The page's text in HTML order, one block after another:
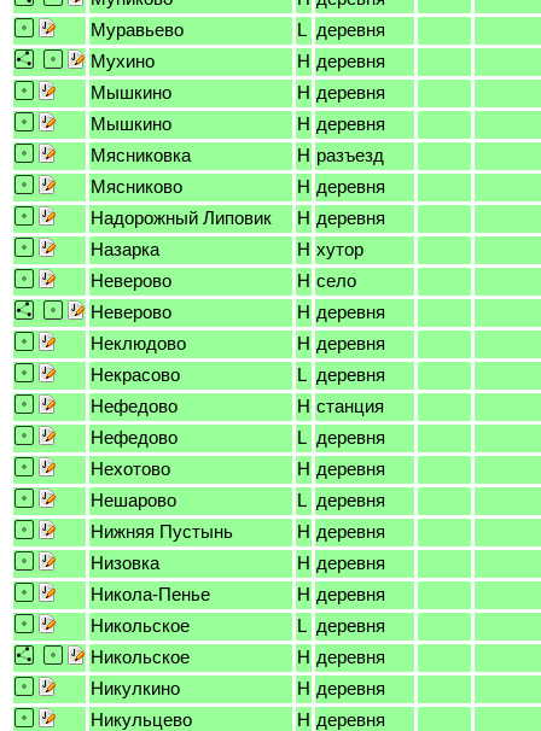
Муравьево
L деревня
Мухино
H деревня
Мышкино
H деревня
Мышкино
H деревня
Мясниковка
H разъезд
Мясниково
H деревня
Надорожный Липовик
H деревня
Назарка
H хутор
Неверово
H село
Неверово
H деревня
Неклюдово
H деревня
Некрасово
L деревня
Нефедово
H станция
Нефедово
L деревня
Нехотово
H деревня
Нешарово
L деревня
Нижняя Пустынь
H деревня
Низовка
H деревня
Никола-Пенье
H деревня
Никольское
L деревня
Никольское
H деревня
Никулкино
H деревня
Никульцево
H деревня